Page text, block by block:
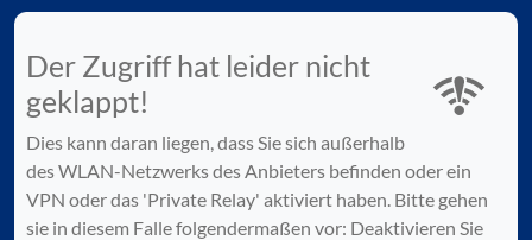
Der Zugriff hat leider nicht
geklappt!
Dies kann daran liegen, dass Sie sich außerhalb
des WLAN-Netzwerks des Anbieters befinden oder ein
VPN oder das 'Private Relay' aktiviert haben. Bitte gehen
sie in diesem Falle folgendermaßen vor: Deaktivieren Sie